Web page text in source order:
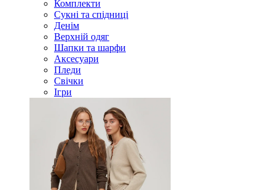
Комплекти
Сукні та спідниці
Денім
Верхній одяг
Шапки та шарфи
Аксесуари
Пледи
Свічки
Ігри